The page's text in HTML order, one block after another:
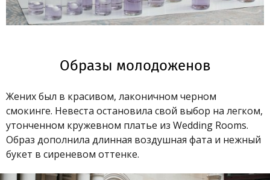
Образы молодоженов
Жених был в красивом, лаконичном черном
смокинге. Невеста остановила свой выбор на легком,
утонченном кружевном платье из Wedding Rooms.
Образ дополнила длинная воздушная фата и нежный
букет в сиреневом оттенке.